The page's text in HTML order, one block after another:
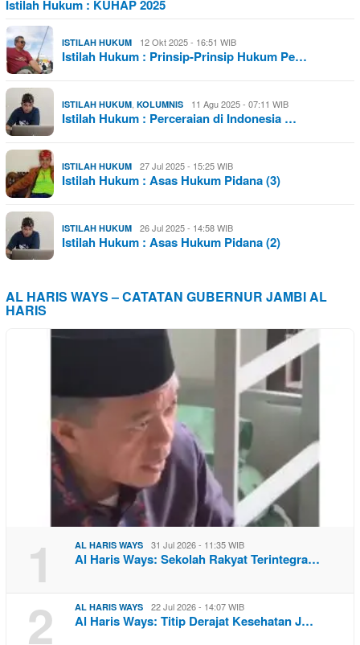
Istilah Hukum : KUHAP 2025
ISTILAH HUKUM 12 Okt 2025 - 16:51 WIB
Istilah Hukum : Prinsip-Prinsip Hukum Pe…
ISTILAH HUKUM KOLUMNIS 11 Agu 2025 - 07:11 WIB
Istilah Hukum : Perceraian di Indonesia …
ISTILAH HUKUM 27 Jul 2025 - 15:25 WIB
Istilah Hukum : Asas Hukum Pidana (3)
ISTILAH HUKUM 26 Jul 2025 - 14:58 WIB
Istilah Hukum : Asas Hukum Pidana (2)
AL HARIS WAYS – CATATAN GUBERNUR JAMBI AL
HARIS
1 AL HARIS WAYS 31 Jul 2026 - 11:35 WIB
Al Haris Ways: Sekolah Rakyat Terintegra…
2 AL HARIS WAYS 22 Jul 2026 - 14:07 WIB
Al Haris Ways: Titip Derajat Kesehatan J…